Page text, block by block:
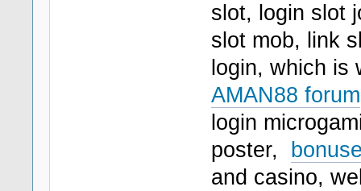
slot, login slot
slot mob, link
login, which
AMAN88 forum
login
poster,
and casino,